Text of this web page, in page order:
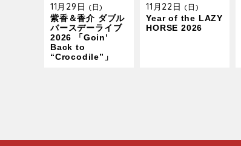
11月29日 (日)
紫香＆香介 ダブル
バースデーライブ
2026 「Goin’
Back to
“Crocodile”」
11月22日 (日)
Year of the LAZY
HORSE 2026